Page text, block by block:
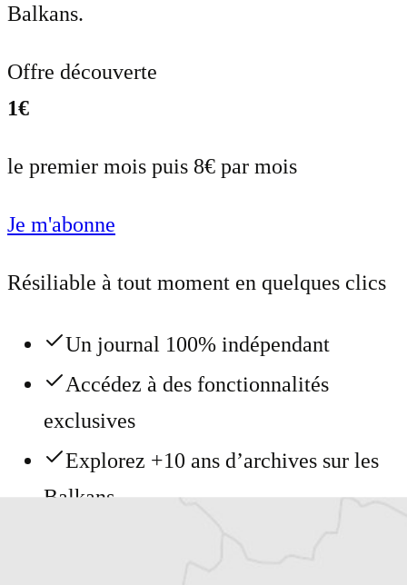
Balkans.
Offre découverte
1€
le premier mois puis 8€ par mois
Je m'abonne
Résiliable à tout moment en quelques clics
Un journal 100% indépendant
Accédez à des fonctionnalités
exclusives
Explorez +10 ans d’archives sur les
Balkans